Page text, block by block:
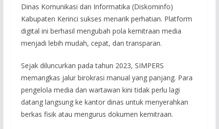
Dinas Komunikasi dan Informatika (Diskominfo)
Kabupaten Kerinci sukses menarik perhatian. Platform
digital ini berhasil mengubah pola kemitraan media
menjadi lebih mudah, cepat, dan transparan.
Sejak diluncurkan pada tahun 2023, SIMPERS
memangkas jalur birokrasi manual yang panjang. Para
pengelola media dan wartawan kini tidak perlu lagi
datang langsung ke kantor dinas untuk menyerahkan
berkas fisik atau mengurus dokumen kemitraan.